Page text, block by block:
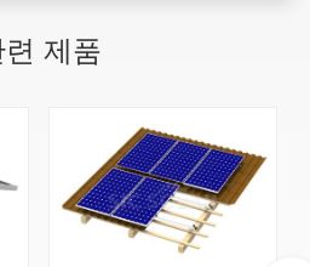
련 제품